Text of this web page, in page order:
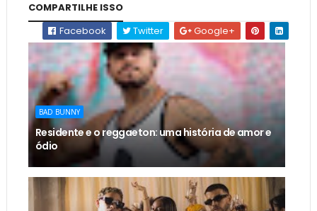
COMPARTILHE ISSO
Facebook
Twitter Google+
BAD BUNNY
Residente e o reggaeton: uma história de amor e
ódio